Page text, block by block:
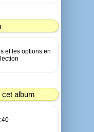
et les options en
album